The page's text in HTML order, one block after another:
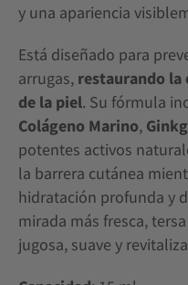
y una apariencia
Está diseñado para
arrugas, restaurando la
de la piel. Su fórmula
Colágeno Marino,
potentes activos
la barrera cutánea
hidratación profunda y
mirada más fresca,
jugosa, suave y